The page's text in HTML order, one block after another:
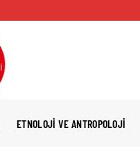
ETNOLOJI VE ANTROPOLOJI